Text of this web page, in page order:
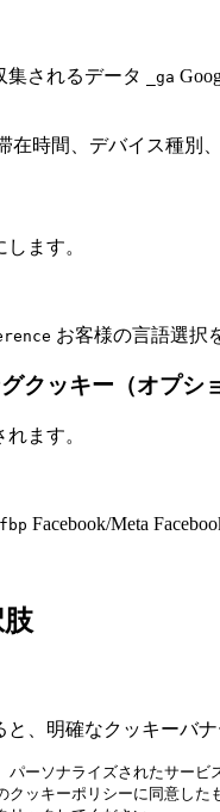
集されるデータ _ga
在時間、デバイス種別
ます。
お客様の言語選択
クッキー（オプシ
ます。
Facebook/Meta
、明確なクッキーバナ
ーソナライズされたサービ
ッキーポリシーに同意した